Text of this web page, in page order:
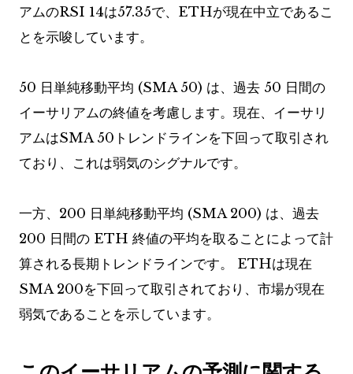
アムのRSI 14は57.35で、ETHが現在中立であるこ
とを示唆しています。
50 日単純移動平均 (SMA 50) は、過去 50 日間の
イーサリアムの終値を考慮します。現在、イーサリ
アムはSMA 50トレンドラインを下回って取引され
ており、これは弱気のシグナルです。
一方、200 日単純移動平均 (SMA 200) は、過去
200 日間の ETH 終値の平均を取ることによって計
算される長期トレンドラインです。 ETHは現在
SMA 200を下回って取引されており、市場が現在
弱気であることを示しています。